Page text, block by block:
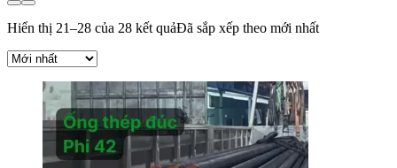
Hiển thị 21–28 của 28 kết quảĐã sắp xếp theo mới nhất